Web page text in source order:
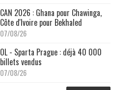
CAN 2026 : Ghana pour Chawinga,
Côte d'Ivoire pour Bekhaled
07/08/26
OL - Sparta Prague : déjà 40 000
billets vendus
07/08/26